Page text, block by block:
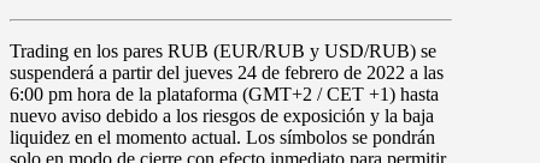
Trading en los pares RUB (EUR/RUB y USD/RUB) se
suspenderá a partir del jueves 24 de febrero de 2022 a las
6:00 pm hora de la plataforma (GMT+2 / CET +1) hasta
nuevo aviso debido a los riesgos de exposición y la baja
liquidez en el momento actual. Los símbolos se pondrán
solo en modo de cierre con efecto inmediato para permitir